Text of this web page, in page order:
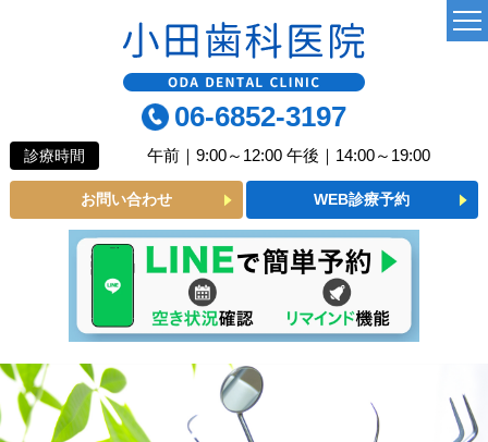
06-6852-3197
診療時間 午前｜9:00～12:00 午後｜14:00～19:00
お問い合わせ WEB診療予約
よくあるご質問
診療MENU
一般歯科
小児歯科
予防歯科
審美メニュー